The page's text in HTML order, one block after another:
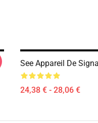
See Appareil De
24,38 € - 28,06 €